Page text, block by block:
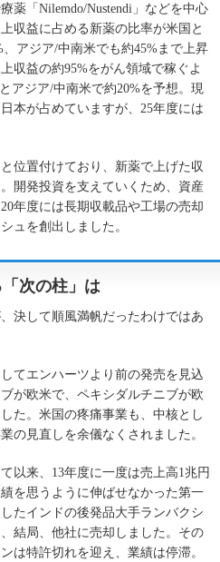
薬「Nilemdo/Nustendi」などを中心
収益に占める新薬の比率が米国と
アジア/中南米でも約45%まで上昇
収益の約95%をがん領域で稼ぐよ
アジア/中南米で約20%を予想。現
本が占めていますが、25年度には
位置付けており、新薬で上げた収
開発投資を支えていくため、資産
年度には長期収載品や工場の売却
ュを創出しました。
次の柱」は
決して順風満帆だったわけではあ
てエンハーツより前の発売を見込
が欧米で、ペキシダルチニブが欧
た。米国の疼痛事業も、中核とし
の見直しを余儀なくされました。
以来、13年度に一度は売上高1兆円
を思うように伸ばせなかった第一
たインドの後発品大手ランバクシ
結局、他社に売却しました。その
は特許切れを迎え、業績は停滞。